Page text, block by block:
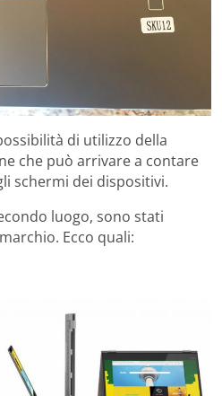
di utilizzo della
che può arrivare a contare
schermi dei dispositivi.
luogo, sono stati
Ecco quali: